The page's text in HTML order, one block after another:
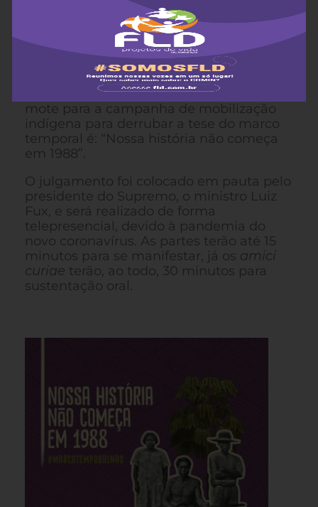
FLD-COMIN, Dailor Sartori Junior.
Essa posição ainda ignora o fato de que,
até 1988, os povos indígenas eram
tutelados pelo Estado e não tinham
autonomia para lutar, judicialmente, por
seus direitos. É por esse motivo que o
mote para a campanha de mobilização
indígena para derrubar a tese do marco
temporal é: “Nossa história não começa
em 1988”.
O julgamento foi colocado em pauta pelo
presidente do Supremo, o ministro Luiz
Fux, e será realizado de forma
telepresencial, devido à pandemia do
novo coronavírus. As partes terão até 15
minutos para se manifestar, já os amici
curiae terão, ao todo, 30 minutos para
sustentação oral.